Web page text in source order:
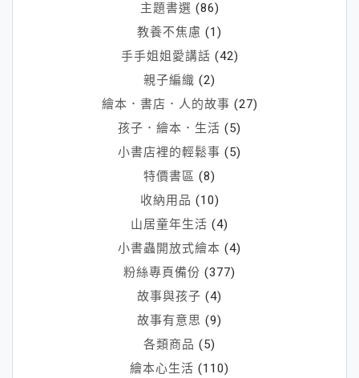
主題書選 (86)
教養不焦慮 (1)
手手姐姐愛講話 (42)
親子編織 (2)
繪本．書店．人的故事 (27)
孩子．繪本．生活 (5)
小書店裡的輕鬆事 (5)
特價書區 (8)
收納用品 (10)
山居童年生活 (4)
小書蟲開放式繪本 (4)
粉絲專頁備份 (377)
故事與孩子 (4)
故事有意思 (9)
各類商品 (5)
繪本心生活 (110)